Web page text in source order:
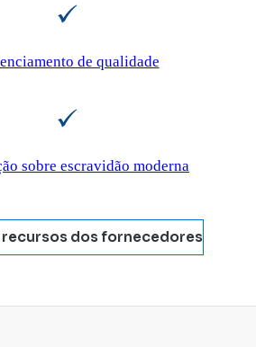
de qualidade
sobre escravidão moderna
recursos dos fornecedores